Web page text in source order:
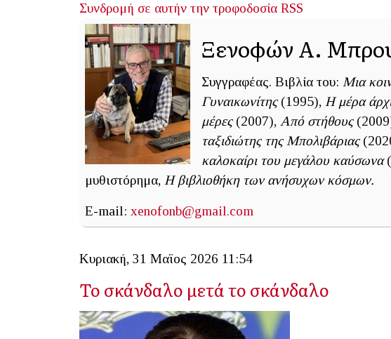
Συνδρομή σε αυτήν την τροφοδοσία RSS
Ξενοφών Α.
Συγγραφέας. Βιβλία του: Μια
Γυναικωνίτης(1995), Η μέρα
μέρες(2007), Από στήθους
ταξιδιώτης της Μπολιβάριας
καλοκαίρι του μεγάλου καύσωνα
μυθιστόρημα, Η βιβλιοθήκη των ανήσυχων κόσμων.
E-mail: xenofonb@gmail.com
Κυριακή, 31 Μαϊος 2026 11:54
Το σκάνδαλο μετά το σκάνδαλο